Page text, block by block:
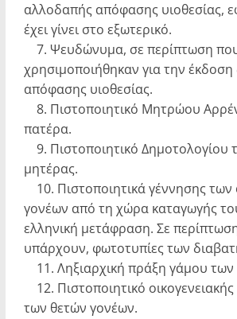
αλλοδαπής απόφασης υιοθεσίας,
έχει γίνει στο εξωτερικό.
7. Ψευδώνυμα, σε περίπτωση
χρησιμοποιήθηκαν για την έκδοση
απόφασης υιοθεσίας.
8. Πιστοποιητικό Μητρώου
πατέρα.
9. Πιστοποιητικό Δημοτολογίου
μητέρας.
10. Πιστοποιητικά γέννησης των
γονέων από τη χώρα καταγωγής
ελληνική μετάφραση. Σε
υπάρχουν, φωτοτυπίες των
11. Ληξιαρχική πράξη γάμου
12. Πιστοποιητικό
των θετών γονέων.